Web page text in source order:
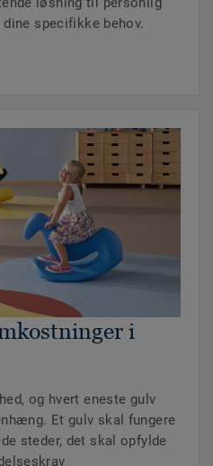
specifikke behov.
i
og hvert eneste gulv
Et gulv skal fungere
steder, det skal opfylde